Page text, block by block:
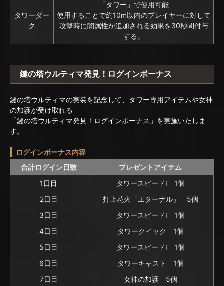
タワーダー
ク
「タワー」で使用可能
使用することで約10m以内のプレイヤーに対して
攻撃時に闇属性が追加される効果を30秒間付与
する。
鍵の塔ウルティマ発見！ログインボーナス
鍵の塔ウルティマの実装を記念して、タワー専用アイテムや女神
の加護が受け取れる
「鍵の塔ウルティマ発見！ログインボーナス」を実施いたしま
す。
ログインボーナス内容
合計ログイン日数
プレゼントアイテム
1日目
タワースピードⅠ 1個
2日目
打上花火「エターナル」 5個
3日目
タワースピードⅠ 1個
4日目
タワークイック 1個
5日目
タワースピードⅠ 1個
6日目
タワーキャスト 1個
7日目
女神の加護 5個